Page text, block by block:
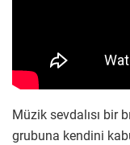
Müzik sevdalısı bir
grubuna kendini